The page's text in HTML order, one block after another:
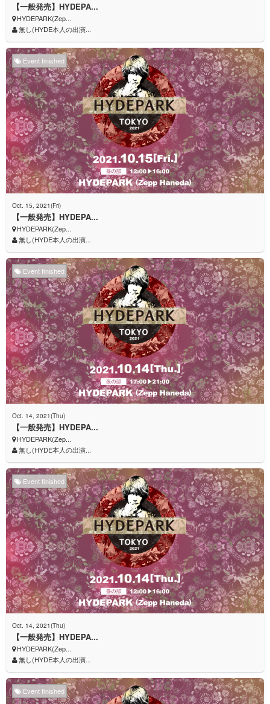
【一般発売】HYDEPA...
HYDEPARK(Zep...
無し(HYDE本人の出演...
Event finished
Oct. 15, 2021(Fri)
【一般発売】HYDEPA...
HYDEPARK(Zep...
無し(HYDE本人の出演...
Event finished
Oct. 14, 2021(Thu)
【一般発売】HYDEPA...
HYDEPARK(Zep...
無し(HYDE本人の出演...
Event finished
Oct. 14, 2021(Thu)
【一般発売】HYDEPA...
HYDEPARK(Zep...
無し(HYDE本人の出演...
Event finished